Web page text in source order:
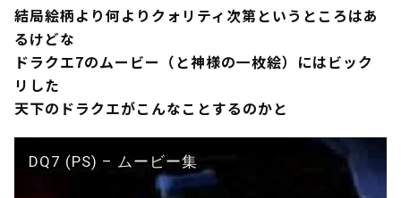
結局絵柄より何よりクォリティ次第というところはあ
るけどな
ドラクエ7のムービー（と神様の一枚絵）にはビック
リした
天下のドラクエがこんなことするのかと
DQ7 (PS) – ムービー集